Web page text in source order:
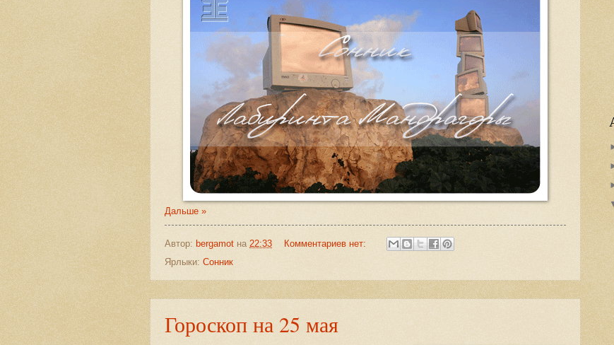
Дальше »
Автор: bergamot на 22:33
Комментариев нет:
Ярлыки: Сонник
Гороскоп на 25 мая